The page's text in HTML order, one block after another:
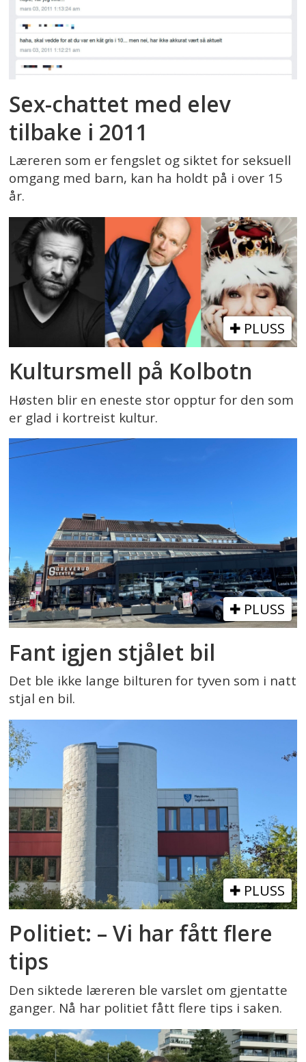
Sex-chattet med elev
tilbake i 2011
Læreren som er fengslet og siktet for seksuell
omgang med barn, kan ha holdt på i over 15
år.
PLUSS
Kultursmell på Kolbotn
Høsten blir en eneste stor opptur for den som
er glad i kortreist kultur.
PLUSS
Fant igjen stjålet bil
Det ble ikke lange bilturen for tyven som i natt
stjal en bil.
PLUSS
Politiet: – Vi har fått flere
tips
Den siktede læreren ble varslet om gjentatte
ganger. Nå har politiet fått flere tips i saken.